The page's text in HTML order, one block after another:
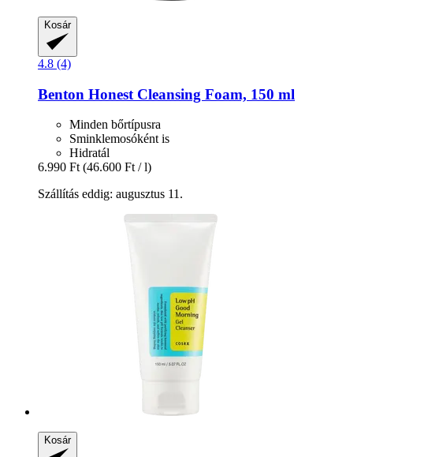
Kosár
4.8 (4)
Benton Honest Cleansing Foam, 150 ml
Minden bőrtípusra
Sminklemosóként is
Hidratál
6.990 Ft (46.600 Ft / l)
Szállítás eddig: augusztus 11.
Kosár